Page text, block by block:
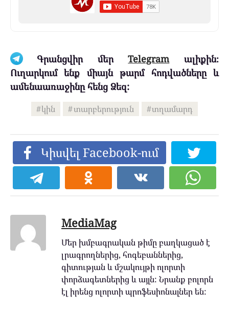
Գրանցվիր մերTelegramալիքին։
Ուղարկում ենք միայն թարմ հոդվածները և
ամենաառաջինը հենց Ձեզ:
կին տարբերություն տղամարդ
Կիսվել Facebook-ում
MediaMag
Մեր խմբագրական թիմը բաղկացած է
լրագրողներից, հոգեբաններից,
գիտության և մշակույթի ոլորտի
փորձագետներից և այլն: Նրանք բոլորն
էլ իրենց ոլորտի պրոֆեսիոնալներ են: